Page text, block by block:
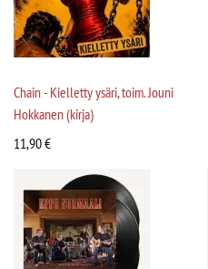
Chain - Kielletty ysäri, toim. Jouni
Hokkanen (kirja)
11,90€